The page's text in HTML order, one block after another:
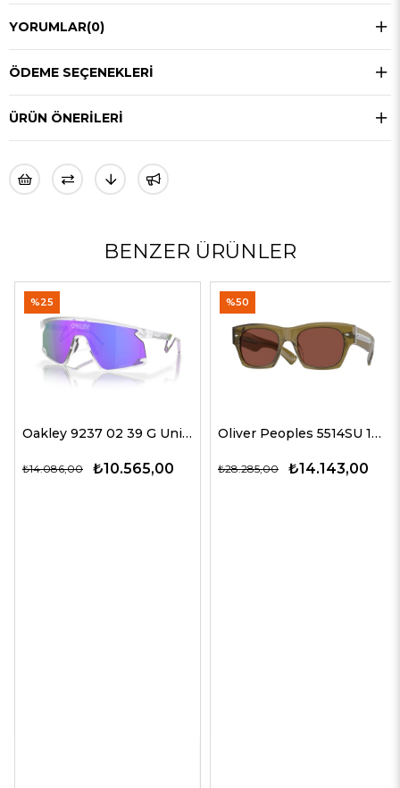
YORUMLAR(0)
ÖDEME SEÇENEKLERI
ÜRÜN ÖNERILERI
BENZER ÜRÜNLER
Oakley 9237 02 39 G Unisex Güneş Gözlükleri
₺10.565,00
₺14.086,00
%25
Oliver Peoples 5514SU 1678C5 51 G Unisex Güneş Gözlükleri
₺14.143,00
₺28.285,00
%50